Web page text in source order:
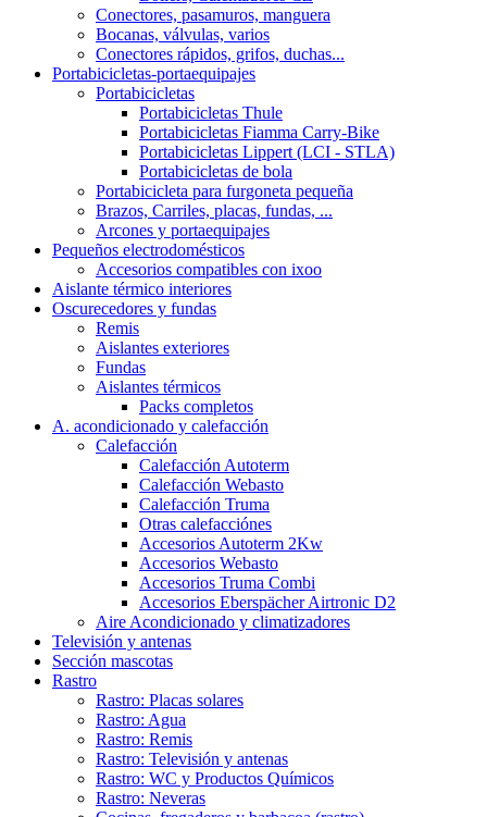
Conectores, pasamuros, manguera
Bocanas, válvulas, varios
Conectores rápidos, grifos, duchas...
Portabicicletas-portaequipajes
Portabicicletas
Portabicicletas Thule
Portabicicletas Fiamma Carry-Bike
Portabicicletas Lippert (LCI - STLA)
Portabicicletas de bola
Portabicicleta para furgoneta pequeña
Brazos, Carriles, placas, fundas, ...
Arcones y portaequipajes
Pequeños electrodomésticos
Accesorios compatibles con ixoo
Aislante térmico interiores
Oscurecedores y fundas
Remis
Aislantes exteriores
Fundas
Aislantes térmicos
Packs completos
A. acondicionado y calefacción
Calefacción
Calefacción Autoterm
Calefacción Webasto
Calefacción Truma
Otras calefacciónes
Accesorios Autoterm 2Kw
Accesorios Webasto
Accesorios Truma Combi
Accesorios Eberspächer Airtronic D2
Aire Acondicionado y climatizadores
Televisión y antenas
Sección mascotas
Rastro
Rastro: Placas solares
Rastro: Agua
Rastro: Remis
Rastro: Televisión y antenas
Rastro: WC y Productos Químicos
Rastro: Neveras